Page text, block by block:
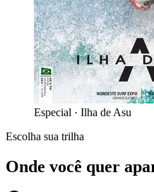
Especial · Ilha de Asu
Escolha sua trilha
Onde você quer